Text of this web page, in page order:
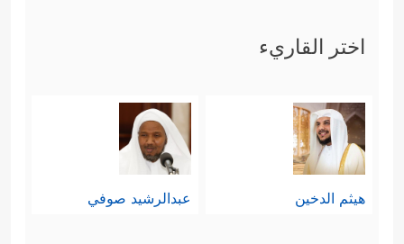
اختر القاريء
هيثم الدخين عبدالرشيد صوفي